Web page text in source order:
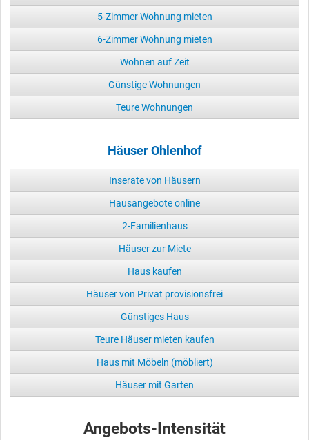
5-Zimmer Wohnung mieten
6-Zimmer Wohnung mieten
Wohnen auf Zeit
Günstige Wohnungen
Teure Wohnungen
Häuser Ohlenhof
Inserate von Häusern
Hausangebote online
2-Familienhaus
Häuser zur Miete
Haus kaufen
Häuser von Privat provisionsfrei
Günstiges Haus
Teure Häuser mieten kaufen
Haus mit Möbeln (möbliert)
Häuser mit Garten
Angebots-Intensität